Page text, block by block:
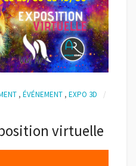
, ÉVÉNEMENT , EXPO 3D
virtuelle